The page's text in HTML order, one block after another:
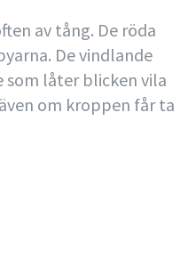
av tång. De röda
De vindlande
som låter blicken vila
om kroppen får ta